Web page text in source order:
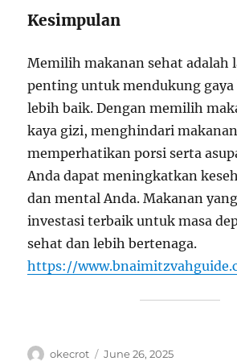
Kesimpulan
Memilih makanan sehat adalah
penting untuk mendukung gaya
lebih baik. Dengan memilih
kaya gizi, menghindari
memperhatikan porsi serta
Anda dapat meningkatkan
dan mental Anda. Makanan
investasi terbaik untuk masa
sehat dan lebih bertenaga.
https://
Author
okecrot Posted
June 26, 2025